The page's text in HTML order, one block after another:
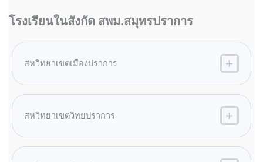
โรงเรียนในสังกัด สพม.สมุทรปราการ
สหวิทยาเขตเมืองปราการ
สหวิทยาเขตวิทยปราการ